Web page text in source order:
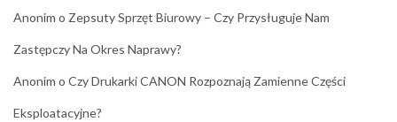
Anonim o Zepsuty Sprzęt Biurowy – Czy Przysługuje Nam
Zastępczy Na Okres Naprawy?
Anonim o Czy Drukarki CANON Rozpoznają Zamienne Części
Eksploatacyjne?